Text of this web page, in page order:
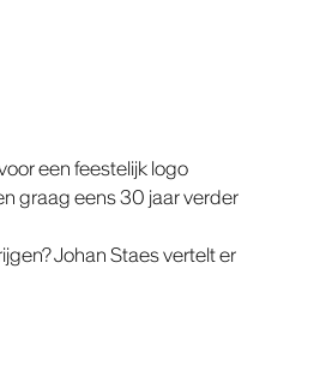
een feestelijk logo
graag eens 30 jaar verder
Johan Staes vertelt er